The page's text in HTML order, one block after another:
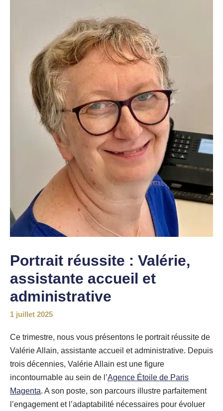
Portrait réussite : Valérie,
assistante accueil et
administrative
1 juillet 2025
Ce trimestre, nous vous présentons le portrait réussite de
Valérie Allain, assistante accueil et administrative. Depuis
trois décennies, Valérie Allain est une figure
incontournable au sein de l’Agence Étoile de Paris
Magenta. A son poste, son parcours illustre parfaitement
l’engagement et l’adaptabilité nécessaires pour évoluer